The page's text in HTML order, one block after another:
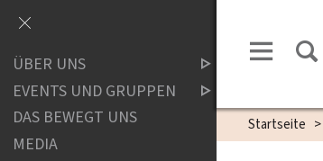
Startseite >
ÜBER UNS
EVENTS UND GRUPPEN
DAS BEWEGT UNS
MEDIA